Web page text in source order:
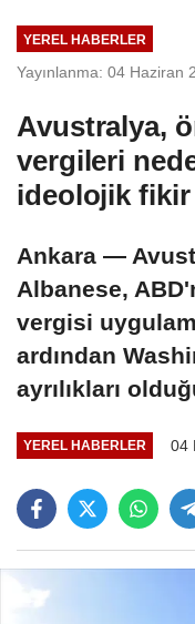
iddialarını
yalanladı
YEREL HABERLER
Yayınlanma: 04 Haziran
Avustralya,
vergileri
ideolojik fikir
Ankara —
Albanese,
vergisi
ardından
ayrılıkları
YEREL HABERLER 04